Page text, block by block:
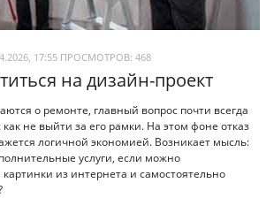
17:55 ПРОСМОТРОВ: 468
на дизайн-проект
о ремонте, главный вопрос почти всегда
не выйти за его рамки. На этом фоне отказ
логичной экономией. Возникает мысль:
услуги, если можно
из интернета и самостоятельно